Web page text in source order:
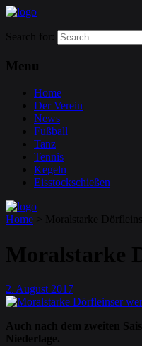
Search for:
Menu
Home
Der Verein
News
Fußball
Tanz
Tennis
Kegeln
Eisstockschießen
Home Moralstarke
Moralstarke
2. August 2017
Auch nach dem zweiten
Niederlage.